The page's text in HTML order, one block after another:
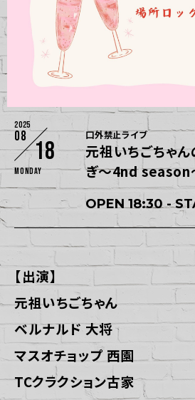
2025
08
18
Monday
口外禁止ライブ
元祖いちごちゃん
ぎ〜4nd season
OPEN 18:30 -
【出演】
元祖いちごちゃん
ベルナルド 大将
マスオチョップ 西園
TCクラクション古家